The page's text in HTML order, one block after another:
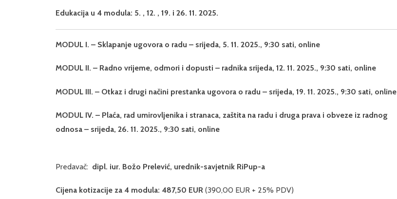
Edukacija u 4 modula: 5. , 12. , 19. i 26. 11. 2025.
MODUL I. – Sklapanje ugovora o radu – srijeda, 5. 11. 2025., 9:30 sati, online
MODUL II. – Radno vrijeme, odmori i dopusti – radnika srijeda, 12. 11. 2025., 9:30 sati, online
MODUL III. – Otkaz i drugi načini prestanka ugovora o radu – srijeda, 19. 11. 2025., 9:30 sati, online
MODUL IV. – Plaća, rad umirovljenika i stranaca, zaštita na radu i druga prava i obveze iz radnog
odnosa – srijeda, 26. 11. 2025., 9:30 sati, online
Predavač: dipl. iur. Božo Prelević, urednik-savjetnik RiPup-a
Cijena kotizacije za 4 modula: 487,50 EUR (390,00 EUR + 25% PDV)